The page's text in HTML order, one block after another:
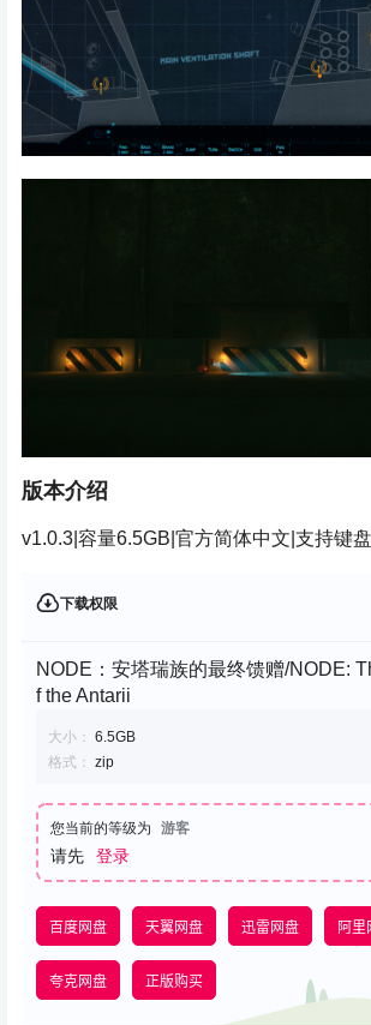
版本介绍
v1.0.3|容量6.5GB|官方简体中文|支持键
下载权限
NODE：安塔瑞族的最终馈赠/NODE:
f the Antarii
大小： 6.5GB
格式： zip
您当前的等级为 游客
请先 登录
百度网盘 天翼网盘 迅雷网盘 阿里
夸克网盘 正版购买